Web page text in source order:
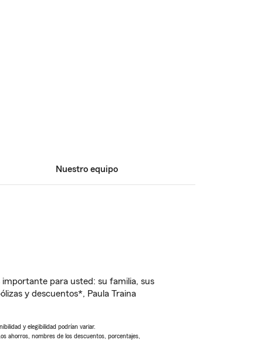
Nuestro equipo
para usted: su familia, sus
y descuentos*, Paula Traina
y elegibilidad podrían variar.
ahorros, nombres de los descuentos, porcentajes,